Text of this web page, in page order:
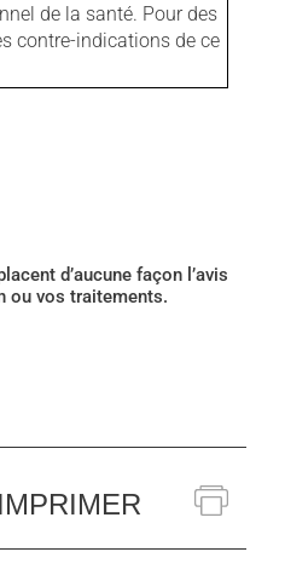
de la santé. Pour des
contre-indications de ce
d’aucune façon l’avis
ou vos traitements.
IMPRIMER